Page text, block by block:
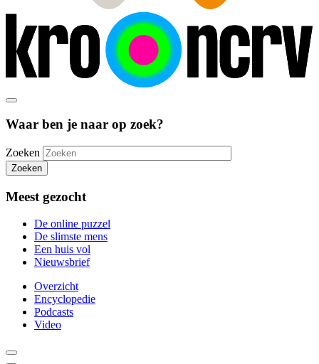
Waar ben je naar op zoek?
Zoeken
Zoeken
Meest gezocht
De online puzzel
De slimste mens
Een huis vol
Nieuwsbrief
Overzicht
Encyclopedie
Podcasts
Video